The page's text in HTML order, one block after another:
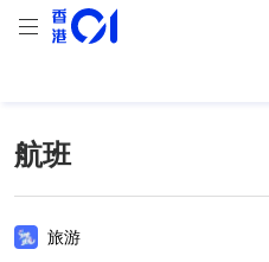
航班
旅游